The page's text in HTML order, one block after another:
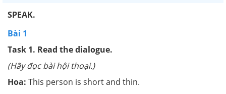
SPEAK.
Bài 1
Task 1. Read the dialogue.
(Hãy đọc bài hội thoại.)
Hoa: This person is short and thin.